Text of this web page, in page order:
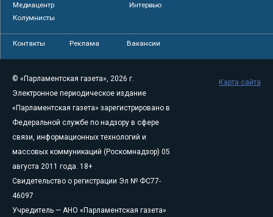
Медиацентр
Интервью
Колумнисты
Контакты Реклама Вакансии
© «Парламентская газета», 2026 г.
Электронное периодическое издание
«Парламентская газета» зарегистрировано в
Федеральной службе по надзору в сфере
связи, информационных технологий и
массовых коммуникаций (Роскомнадзор) 05
августа 2011 года. 18+
Свидетельство о регистрации Эл № ФС77-
46097
Учредитель — АНО «Парламентская газета»
Карта сайта